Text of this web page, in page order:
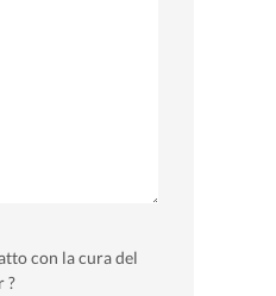
con la cura del
?